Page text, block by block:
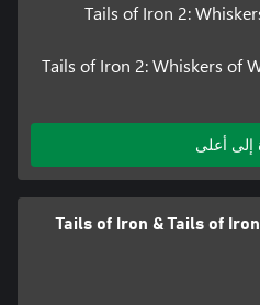
Tails of Iron 2:
Tails of Iron 2: Whiskers of
إلى أعلى
Tails of Iron & Tails of